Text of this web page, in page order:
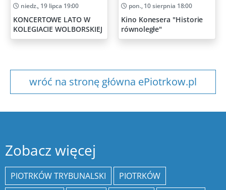
niedz., 19 lipca 19:00
KONCERTOWE LATO W
KOLEGIACIE WOLBORSKIEJ
pon., 10 sierpnia 18:00
Kino Konesera "Historie
równoległe"
wróć na stronę główna ePiotrkow.pl
Zobacz więcej
PIOTRKÓW TRYBUNALSKI
PIOTRKÓW